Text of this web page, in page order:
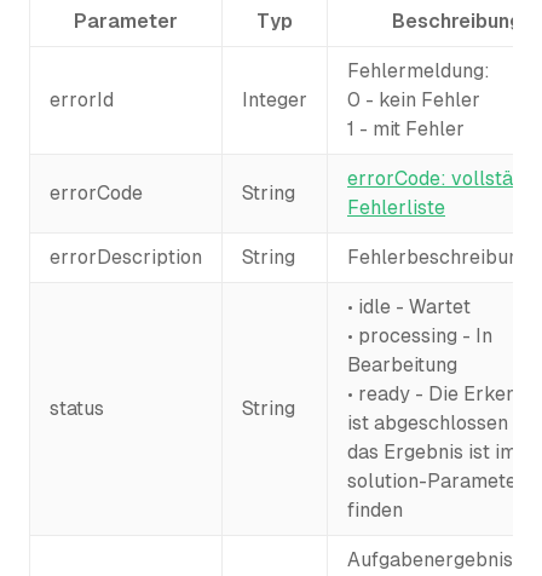
Parameter Typ Beschreibung
errorId Integer
Fehlermeldung:
0 - kein Fehler
1 - mit Fehler
errorCode String
errorCode:
Fehlerliste
errorDescription String Fehlerbeschreibung
status String
• idle - Wartet
• processing - In
Bearbeitung
• ready - Die
ist abgeschlossen
das Ergebnis ist im
solution-Parameter
finden